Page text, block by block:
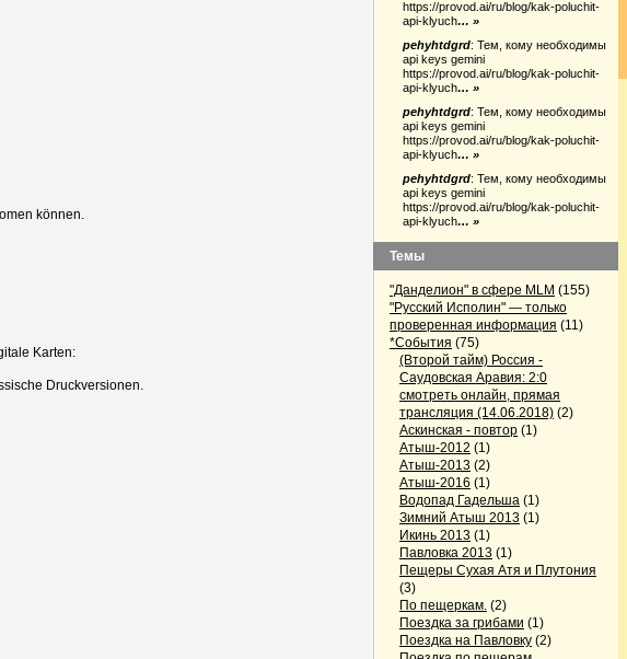
können.
Karten:
Druckversionen.
https://provod.ai/ru/blog/kak-poluchit-
api-klyuch… »
pehyhtdgrd: Тем, кому необходимы
api keys gemini
https://provod.ai/ru/blog/kak-poluchit-
api-klyuch… »
pehyhtdgrd: Тем, кому необходимы
api keys gemini
https://provod.ai/ru/blog/kak-poluchit-
api-klyuch… »
pehyhtdgrd: Тем, кому необходимы
api keys gemini
https://provod.ai/ru/blog/kak-poluchit-
api-klyuch… »
Темы
"Данделион" в сфере MLM (155)
"Русский Исполин" — только
проверенная информация (11)
*События (75)
(Второй тайм) Россия -
Саудовская Аравия: 2:0
смотреть онлайн, прямая
трансляция (14.06.2018) (2)
Аскинская - повтор (1)
Атыш-2012 (1)
Атыш-2013 (2)
Атыш-2016 (1)
Водопад Гадельша (1)
Зимний Атыш 2013 (1)
Икинь 2013 (1)
Павловка 2013 (1)
Пещеры Сухая Атя и Плутония
(3)
По пещеркам. (2)
Поездка за грибами (1)
Поездка на Павловку (2)